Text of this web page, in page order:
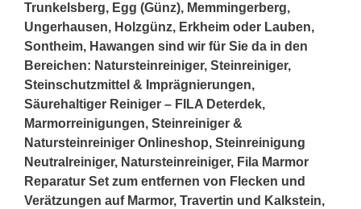
Trunkelsberg, Egg (Günz), Memmingerberg,
Ungerhausen, Holzgünz, Erkheim oder Lauben,
Sontheim, Hawangen sind wir für Sie da in den
Bereichen: Natursteinreiniger, Steinreiniger,
Steinschutzmittel & Imprägnierungen,
Säurehaltiger Reiniger – FILA Deterdek,
Marmorreinigungen, Steinreiniger &
Natursteinreiniger Onlineshop, Steinreinigung
Neutralreiniger, Natursteinreiniger, Fila Marmor
Reparatur Set zum entfernen von Flecken und
Verätzungen auf Marmor, Travertin und Kalkstein,